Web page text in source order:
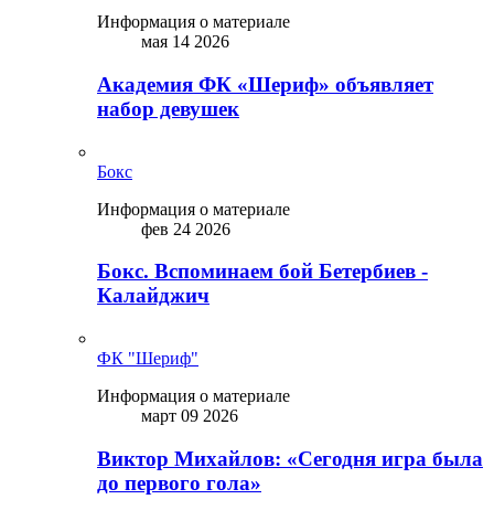
Информация о материале
мая 14 2026
Академия ФК «Шериф» объявляет
набор девушек
Бокс
Информация о материале
фев 24 2026
Бокс. Вспоминаем бой Бетербиев -
Калайджич
ФК "Шериф"
Информация о материале
март 09 2026
Виктор Михайлов: «Сегодня игра была
до первого гола»